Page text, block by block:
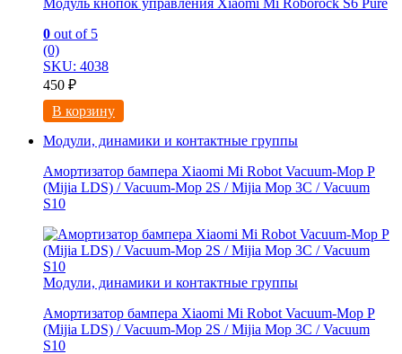
0 out of 5
(0)
SKU: 4038
450 ₽
В корзину
Модули, динамики и контактные группы
Амортизатор бампера Xiaomi Mi Robot Vacuum-Mop P
(Mijia LDS) / Vacuum-Mop 2S / Mijia Mop 3C / Vacuum
S10
Модули, динамики и контактные группы
Амортизатор бампера Xiaomi Mi Robot Vacuum-Mop P
(Mijia LDS) / Vacuum-Mop 2S / Mijia Mop 3C / Vacuum
S10